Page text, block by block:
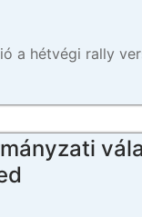
a hétvégi rally